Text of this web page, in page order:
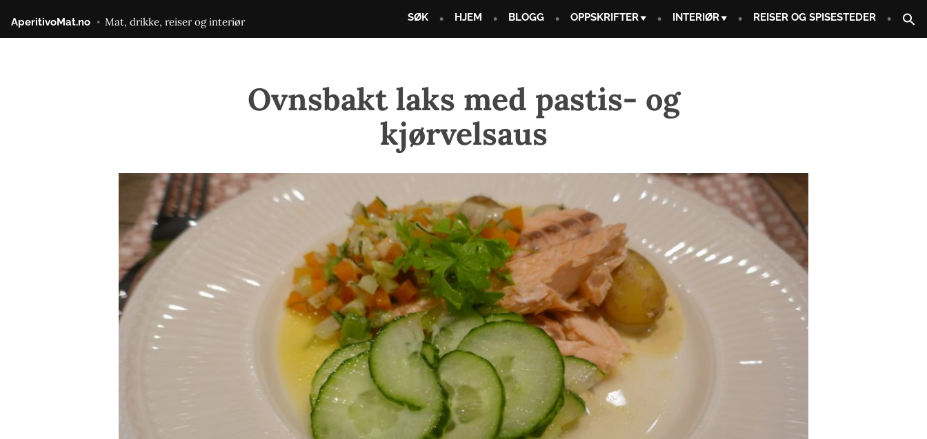
AperitivoMat.no Mat, drikke, reiser og interiør SØK HJEM BLOGG OPPSKRIFTER INTERIØR REISER OG SPISESTEDER
Ovnsbakt laks med pastis- og
kjørvelsaus